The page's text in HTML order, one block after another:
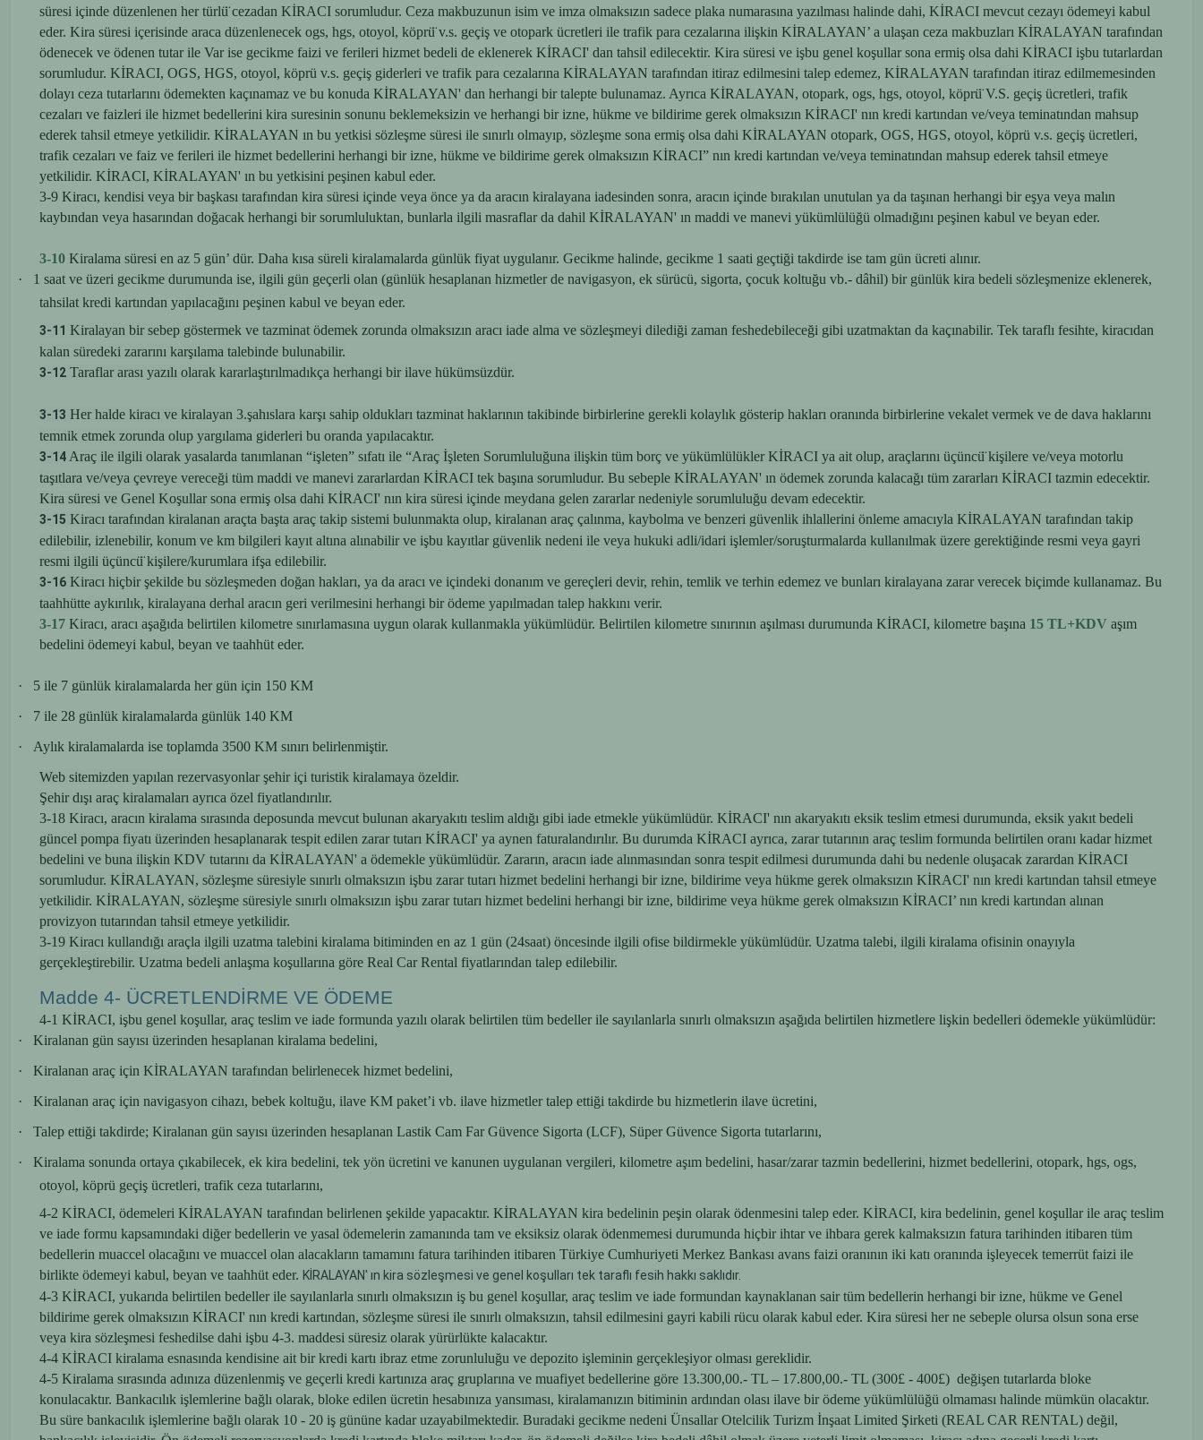
süresi içinde düzenlenen her türlü̈ cezadan KİRACI sorumludur. Ceza makbuzunun isim ve imza olmaksızın sadece plaka numarasına yazılması halinde dahi, KİRACI mevcut cezayı ödemeyi kabul
eder. Kira süresi içerisinde araca düzenlenecek ogs, hgs, otoyol, köprü̈ v.s. geçiş ve otopark ücretleri ile trafik para cezalarına ilişkin KİRALAYAN’ a ulaşan ceza makbuzları KİRALAYAN tarafından
ödenecek ve ödenen tutar ile Var ise gecikme faizi ve ferileri hizmet bedeli de eklenerek KİRACI' dan tahsil edilecektir. Kira süresi ve işbu genel koşullar sona ermiş olsa dahi KİRACI işbu tutarlardan
sorumludur. KİRACI, OGS, HGS, otoyol, köprü v.s. geçiş giderleri ve trafik para cezalarına KİRALAYAN tarafından itiraz edilmesini talep edemez, KİRALAYAN tarafından itiraz edilmemesinden
dolayı ceza tutarlarını ödemekten kaçınamaz ve bu konuda KİRALAYAN' dan herhangi bir talepte bulunamaz. Ayrıca KİRALAYAN, otopark, ogs, hgs, otoyol, köprü̈ V.S. geçiş ücretleri, trafik
cezaları ve faizleri ile hizmet bedellerini kira suresinin sonunu beklemeksizin ve herhangi bir izne, hükme ve bildirime gerek olmaksızın KİRACI' nın kredi kartından ve/veya teminatından mahsup
ederek tahsil etmeye yetkilidir. KİRALAYAN ın bu yetkisi sözleşme süresi ile sınırlı olmayıp, sözleşme sona ermiş olsa dahi KİRALAYAN otopark, OGS, HGS, otoyol, köprü v.s. geçiş ücretleri,
trafik cezaları ve faiz ve ferileri ile hizmet bedellerini herhangi bir izne, hükme ve bildirime gerek olmaksızın KİRACI” nın kredi kartından ve/veya teminatından mahsup ederek tahsil etmeye
yetkilidir. KİRACI, KİRALAYAN' ın bu yetkisini peşinen kabul eder.
3-9 Kiracı, kendisi veya bir başkası tarafından kira süresi içinde veya önce ya da aracın kiralayana iadesinden sonra, aracın içinde bırakılan unutulan ya da taşınan herhangi bir eşya veya malın
kaybından veya hasarından doğacak herhangi bir sorumluluktan, bunlarla ilgili masraflar da dahil KİRALAYAN' ın maddi ve manevi yükümlülüğü olmadığını peşinen kabul ve beyan eder.
3-10 Kiralama süresi en az 5 gün’ dür. Daha kısa süreli kiralamalarda günlük fiyat uygulanır. Gecikme halinde, gecikme 1 saati geçtiği takdirde ise tam gün ücreti alınır.
·
1 saat ve üzeri gecikme durumunda ise, ilgili gün geçerli olan (günlük hesaplanan hizmetler de navigasyon, ek sürücü, sigorta, çocuk koltuğu vb.- dâhil) bir günlük kira bedeli sözleşmenize eklenerek,
tahsilat kredi kartından yapılacağını peşinen kabul ve beyan eder.
3-11 Kiralayan bir sebep göstermek ve tazminat ödemek zorunda olmaksızın aracı iade alma ve sözleşmeyi dilediği zaman feshedebileceği gibi uzatmaktan da kaçınabilir. Tek taraflı fesihte, kiracıdan
kalan süredeki zararını karşılama talebinde bulunabilir.
3-12 Taraflar arası yazılı olarak kararlaştırılmadıkça herhangi bir ilave hükümsüzdür.
3-13 Her halde kiracı ve kiralayan 3.şahıslara karşı sahip oldukları tazminat haklarının takibinde birbirlerine gerekli kolaylık gösterip hakları oranında birbirlerine vekalet vermek ve de dava haklarını
temnik etmek zorunda olup yargılama giderleri bu oranda yapılacaktır.
3-14 Araç ile ilgili olarak yasalarda tanımlanan “işleten” sıfatı ile “Araç İşleten Sorumluluğuna ilişkin tüm borç ve yükümlülükler KİRACI ya ait olup, araçlarını üçüncü̈ kişilere ve/veya motorlu
taşıtlara ve/veya çevreye vereceği tüm maddi ve manevi zararlardan KİRACI tek başına sorumludur. Bu sebeple KİRALAYAN' ın ödemek zorunda kalacağı tüm zararları KİRACI tazmin edecektir.
Kira süresi ve Genel Koşullar sona ermiş olsa dahi KİRACI' nın kira süresi içinde meydana gelen zararlar nedeniyle sorumluluğu devam edecektir.
3-15 Kiracı tarafından kiralanan araçta başta araç takip sistemi bulunmakta olup, kiralanan araç çalınma, kaybolma ve benzeri güvenlik ihlallerini önleme amacıyla KİRALAYAN tarafından takip
edilebilir, izlenebilir, konum ve km bilgileri kayıt altına alınabilir ve işbu kayıtlar güvenlik nedeni ile veya hukuki adli/idari işlemler/soruşturmalarda kullanılmak üzere gerektiğinde resmi veya gayri
resmi ilgili üçüncü̈ kişilere/kurumlara ifşa edilebilir.
3-16 Kiracı hiçbir şekilde bu sözleşmeden doğan hakları, ya da aracı ve içindeki donanım ve gereçleri devir, rehin, temlik ve terhin edemez ve bunları kiralayana zarar verecek biçimde kullanamaz. Bu
taahhütte aykırılık, kiralayana derhal aracın geri verilmesini herhangi bir ödeme yapılmadan talep hakkını verir.
3-17 Kiracı, aracı aşağıda belirtilen kilometre sınırlamasına uygun olarak kullanmakla yükümlüdür. Belirtilen kilometre sınırının aşılması durumunda KİRACI, kilometre başına 15 TL+KDV aşım
bedelini ödemeyi kabul, beyan ve taahhüt eder.
·
5 ile 7 günlük kiralamalarda her gün için 150 KM
·
7 ile 28 günlük kiralamalarda günlük 140 KM
·
Aylık kiralamalarda ise toplamda 3500 KM sınırı belirlenmiştir.
Web sitemizden yapılan rezervasyonlar şehir içi turistik kiralamaya özeldir.
Şehir dışı araç kiralamaları ayrıca özel fiyatlandırılır.
3-18 Kiracı, aracın kiralama sırasında deposunda mevcut bulunan akaryakıtı teslim aldığı gibi iade etmekle yükümlüdür. KİRACI' nın akaryakıtı eksik teslim etmesi durumunda, eksik yakıt bedeli
güncel pompa fiyatı üzerinden hesaplanarak tespit edilen zarar tutarı KİRACI' ya aynen faturalandırılır. Bu durumda KİRACI ayrıca, zarar tutarının araç teslim formunda belirtilen oranı kadar hizmet
bedelini ve buna ilişkin KDV tutarını da KİRALAYAN' a ödemekle yükümlüdür. Zararın, aracın iade alınmasından sonra tespit edilmesi durumunda dahi bu nedenle oluşacak zarardan KİRACI
sorumludur. KİRALAYAN, sözleşme süresiyle sınırlı olmaksızın işbu zarar tutarı hizmet bedelini herhangi bir izne, bildirime veya hükme gerek olmaksızın KİRACI' nın kredi kartından tahsil etmeye
yetkilidir. KİRALAYAN, sözleşme süresiyle sınırlı olmaksızın işbu zarar tutarı hizmet bedelini herhangi bir izne, bildirime veya hükme gerek olmaksızın KİRACI’ nın kredi kartından alınan
provizyon tutarından tahsil etmeye yetkilidir.
3-19 Kiracı kullandığı araçla ilgili uzatma talebini kiralama bitiminden en az 1 gün (24saat) öncesinde ilgili ofise bildirmekle yükümlüdür. Uzatma talebi, ilgili kiralama ofisinin onayıyla
gerçekleştirebilir. Uzatma bedeli anlaşma koşullarına göre Real Car Rental fiyatlarından talep edilebilir.
Madde 4- ÜCRETLENDİRME VE ÖDEME
4-1 KİRACI, işbu genel koşullar, araç teslim ve iade formunda yazılı olarak belirtilen tüm bedeller ile sayılanlarla sınırlı olmaksızın aşağıda belirtilen hizmetlere lişkin bedelleri ödemekle yükümlüdür:
·
Kiralanan gün sayısı üzerinden hesaplanan kiralama bedelini,
·
Kiralanan araç için KİRALAYAN tarafından belirlenecek hizmet bedelini,
·
Kiralanan araç için navigasyon cihazı, bebek koltuğu, ilave KM paket’i vb. ilave hizmetler talep ettiği takdirde bu hizmetlerin ilave ücretini,
·
Talep ettiği takdirde; Kiralanan gün sayısı üzerinden hesaplanan Lastik Cam Far Güvence Sigorta (LCF), Süper Güvence Sigorta tutarlarını,
·
Kiralama sonunda ortaya çıkabilecek, ek kira bedelini, tek yön ücretini ve kanunen uygulanan vergileri, kilometre aşım bedelini, hasar/zarar tazmin bedellerini, hizmet bedellerini, otopark, hgs, ogs,
otoyol, köprü geçiş ücretleri, trafik ceza tutarlarını,
4-2 KİRACI, ödemeleri KİRALAYAN tarafından belirlenen şekilde yapacaktır. KİRALAYAN kira bedelinin peşin olarak ödenmesini talep eder. KİRACI, kira bedelinin, genel koşullar ile araç teslim
ve iade formu kapsamındaki diğer bedellerin ve yasal ödemelerin zamanında tam ve eksiksiz olarak ödenmemesi durumunda hiçbir ihtar ve ihbara gerek kalmaksızın fatura tarihinden itibaren tüm
bedellerin muaccel olacağını ve muaccel olan alacakların tamamını fatura tarihinden itibaren Türkiye Cumhuriyeti Merkez Bankası avans faizi oranının iki katı oranında işleyecek temerrüt faizi ile
birlikte ödemeyi kabul, beyan ve taahhüt eder. KİRALAYAN' ın kira sözleşmesi ve genel koşulları tek taraflı fesih hakkı saklıdır.
4-3 KİRACI, yukarıda belirtilen bedeller ile sayılanlarla sınırlı olmaksızın iş bu genel koşullar, araç teslim ve iade formundan kaynaklanan sair tüm bedellerin herhangi bir izne, hükme ve Genel
bildirime gerek olmaksızın KİRACI' nın kredi kartından, sözleşme süresi ile sınırlı olmaksızın, tahsil edilmesini gayri kabili rücu olarak kabul eder. Kira süresi her ne sebeple olursa olsun sona erse
veya kira sözleşmesi feshedilse dahi işbu 4-3. maddesi süresiz olarak yürürlükte kalacaktır.
4-4 KİRACI kiralama esnasında kendisine ait bir kredi kartı ibraz etme zorunluluğu ve depozito işleminin gerçekleşiyor olması gereklidir.
4-5 Kiralama sırasında adınıza düzenlenmiş ve geçerli kredi kartınıza araç gruplarına ve muafiyet bedellerine göre 13.300,00.- TL – 17.800,00.- TL (300£ - 400£) değişen tutarlarda bloke
konulacaktır. Bankacılık işlemlerine bağlı olarak, bloke edilen ücretin hesabınıza yansıması, kiralamanızın bitiminin ardından olası ilave bir ödeme yükümlülüğü olmaması halinde mümkün olacaktır.
Bu süre bankacılık işlemlerine bağlı olarak 10 - 20 iş gününe kadar uzayabilmektedir. Buradaki gecikme nedeni Ünsallar Otelcilik Turizm İnşaat Limited Şirketi (REAL CAR RENTAL) değil,